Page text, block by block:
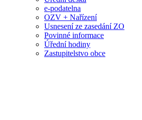
e-podatelna
OZV + Nařízení
Usnesení ze zasedání ZO
Povinné informace
Úřední hodiny
Zastupitelstvo obce